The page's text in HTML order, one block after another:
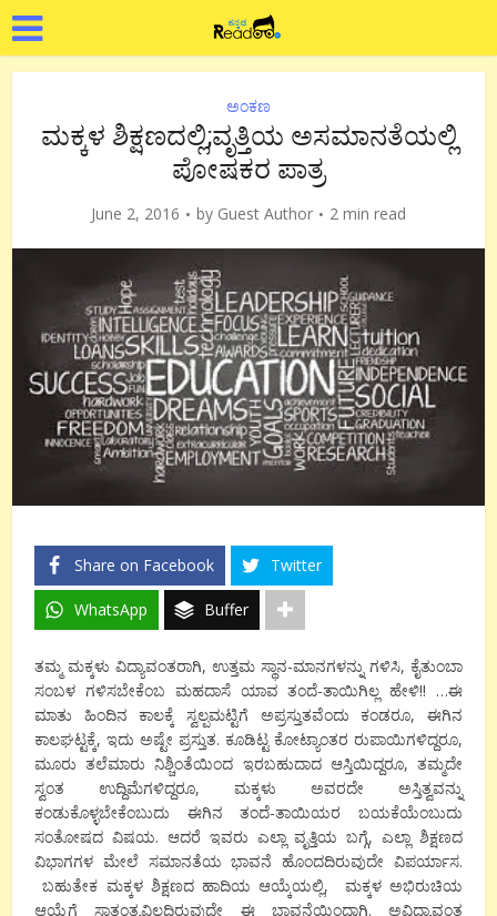
ಅಂಕಣ
ಮಕ್ಕಳ ಶಿಕ್ಷಣದಲ್ಲಿ;ವೃತ್ತಿಯ ಅಸಮಾನತೆಯಲ್ಲಿ
ಪೋಷಕರ ಪಾತ್ರ
June 2, 2016 by Guest Author 2 min read
Share on Facebook Twitter
WhatsApp Buffer
ತಮ್ಮ ಮಕ್ಕಳು ವಿದ್ಯಾವಂತರಾಗಿ, ಉತ್ತಮ ಸ್ಥಾನ-ಮಾನಗಳನ್ನು ಗಳಿಸಿ, ಕೈತುಂಬಾ
ಸಂಬಳ ಗಳಿಸಬೇಕೆಂಬ ಮಹದಾಸೆ ಯಾವ ತಂದೆ-ತಾಯಿಗಿಲ್ಲ ಹೇಳಿ!! …ಈ
ಮಾತು ಹಿಂದಿನ ಕಾಲಕ್ಕೆ ಸ್ವಲ್ಪಮಟ್ಟಿಗೆ ಅಪ್ರಸ್ತುತವೆಂದು ಕಂಡರೂ, ಈಗಿನ
ಕಾಲಘಟ್ಟಕ್ಕೆ, ಇದು ಅಷ್ಟೇ ಪ್ರಸ್ತುತ. ಕೂಡಿಟ್ಟ ಕೋಟ್ಯಾಂತರ ರುಪಾಯಿಗಳಿದ್ದರೂ,
ಮೂರು ತಲೆಮಾರು ನಿಶ್ಚಿಂತೆಯಿಂದ ಇರಬಹುದಾದ ಆಸ್ತಿಯಿದ್ದರೂ, ತಮ್ಮದೇ
ಸ್ವಂತ ಉದ್ದಿಮೆಗಳಿದ್ದರೂ, ಮಕ್ಕಳು ಅವರದೇ ಅಸ್ತಿತ್ವವನ್ನು
ಕಂಡುಕೊಳ್ಳಬೇಕೆಂಬುದು ಈಗಿನ ತಂದೆ-ತಾಯಿಯರ ಬಯಕೆಯೆಂಬುದು
ಸಂತೋಷದ ವಿಷಯ. ಆದರೆ ಇವರು ಎಲ್ಲಾ ವೃತ್ತಿಯ ಬಗ್ಗೆ, ಎಲ್ಲಾ ಶಿಕ್ಷಣದ
ವಿಭಾಗಗಳ ಮೇಲೆ ಸಮಾನತೆಯ ಭಾವನೆ ಹೊಂದದಿರುವುದೇ ವಿಪರ್ಯಾಸ.
ಬಹುತೇಕ ಮಕ್ಕಳ ಶಿಕ್ಷಣದ ಹಾದಿಯ ಆಯ್ಕೆಯಲ್ಲಿ, ಮಕ್ಕಳ ಅಭಿರುಚಿಯ
ಆಯ್ಕೆಗೆ ಸ್ವಾತಂತ್ಯವಿಲ್ಲದಿರುವುದೇ ಈ ಭಾವನೆಯಿಂದಾಗಿ. ಅವಿದ್ಯಾವಂತ